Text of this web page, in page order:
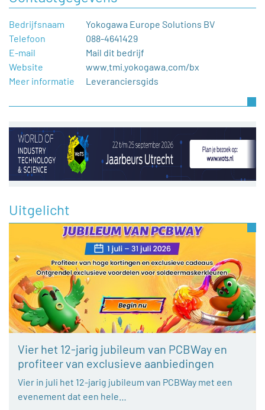
Bedrijfsnaam
Yokogawa Europe Solutions BV
Telefoon
088-4641429
E-mail
Mail dit bedrijf
Website
www.tmi.yokogawa.com/bx
Meer informatie
Leveranciersgids
Uitgelicht
Vier het 12-jarig jubileum van PCBWay en
profiteer van exclusieve aanbiedingen
Vier in juli het 12-jarig jubileum van PCBWay met een
evenement dat een hele…